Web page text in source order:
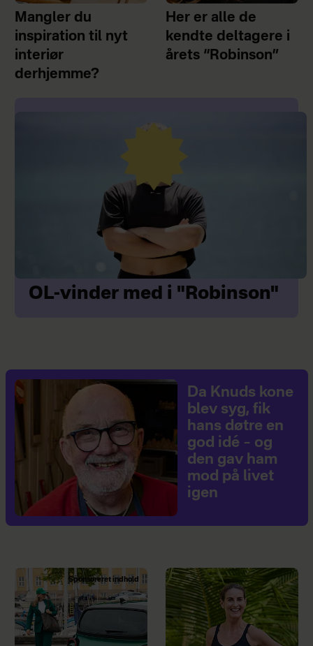
Mangler du
inspiration til nyt
interiør
derhjemme?
Her er alle de
kendte deltagere i
årets “Robinson”
OL-vinder med i "Robinson"
Da Knuds kone
blev syg, fik
hans døtre en
god idé – og
den gav ham
mod på livet
igen
Sponsoreret indhold